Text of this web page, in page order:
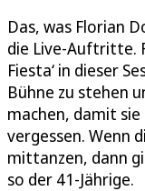
Das, was Florian
die Live-Auftritte.
Fiesta‘ in dieser
Bühne zu stehen
machen, damit
vergessen. Wenn
mittanzen, dann
so der 41-Jährige.